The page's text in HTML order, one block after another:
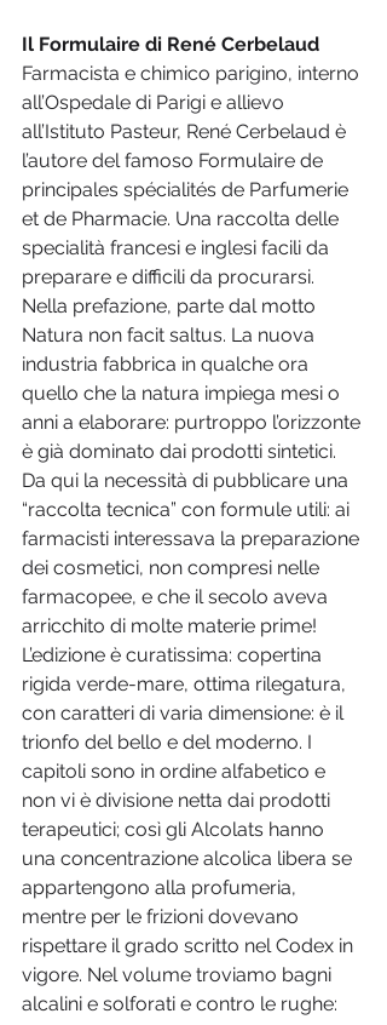
Il Formulaire di René Cerbelaud
Farmacista e chimico parigino, interno
all’Ospedale di Parigi e allievo
all’Istituto Pasteur, René Cerbelaud è
l’autore del famoso Formulaire de
principales spécialités de Parfumerie
et de Pharmacie. Una raccolta delle
specialità francesi e inglesi facili da
preparare e difficili da procurarsi.
Nella prefazione, parte dal motto
Natura non facit saltus. La nuova
industria fabbrica in qualche ora
quello che la natura impiega mesi o
anni a elaborare: purtroppo l’orizzonte
è già dominato dai prodotti sintetici.
Da qui la necessità di pubblicare una
“raccolta tecnica” con formule utili: ai
farmacisti interessava la preparazione
dei cosmetici, non compresi nelle
farmacopee, e che il secolo aveva
arricchito di molte materie prime!
L’edizione è curatissima: copertina
rigida verde-mare, ottima rilegatura,
con caratteri di varia dimensione: è il
trionfo del bello e del moderno. I
capitoli sono in ordine alfabetico e
non vi è divisione netta dai prodotti
terapeutici; così gli Alcolats hanno
una concentrazione alcolica libera se
appartengono alla profumeria,
mentre per le frizioni dovevano
rispettare il grado scritto nel Codex in
vigore. Nel volume troviamo bagni
alcalini e solforati e contro le rughe: